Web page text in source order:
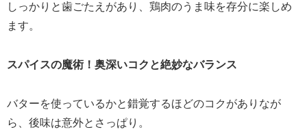
しっかりと歯ごたえがあり、鶏肉のうま味を存分に楽しめ
ます。
スパイスの魔術！奥深いコクと絶妙なバランス
バターを使っているかと錯覚するほどのコクがありなが
ら、後味は意外とさっぱり。